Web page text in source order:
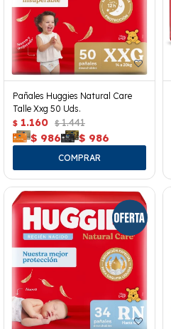
Pañales Huggies Natural Care
Talle Xxg 50 Uds.
$ 1.160 $ 1.441
$ 986 $ 986